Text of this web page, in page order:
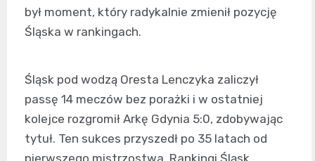
był moment, który radykalnie zmienił pozycję
Śląska w rankingach.
Śląsk pod wodzą Oresta Lenczyka zaliczył
passę 14 meczów bez porażki i w ostatniej
kolejce rozgromił Arkę Gdynia 5:0, zdobywając
tytuł. Ten sukces przyszedł po 35 latach od
pierwszego mistrzostwa. Rankingi Śląsk